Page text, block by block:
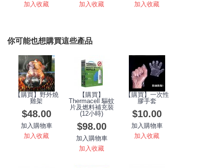
加入收藏
加入收藏
加入收藏
你可能也想購買這些產品
【購買】野外燒
雞架
$48.00
加入購物車
加入收藏
【購買】
Thermacell 驅蚊
片及燃料補充裝
(12小時)
$98.00
加入購物車
加入收藏
【購買】一次性
膠手套
$10.00
加入購物車
加入收藏